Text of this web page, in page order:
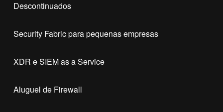
Descontinuados
Security Fabric para pequenas empresas
XDR e SIEM as a Service
Aluguel de Firewall